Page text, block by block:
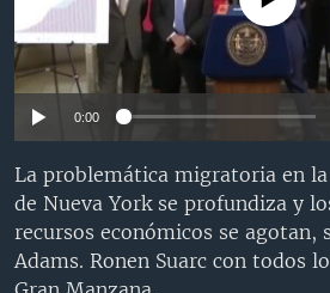
VENEZUELA
BRASIL
NICARAGUA
ECONOMÍA
ENTRETENIMIENTO Y CULTURA
TECNOLOGÍA
CIENCIA Y SALUD
MULTIMEDIA
VIDEOS
FOTOGRAFÍA
PROGRAMAS TV
EL MUNDO AL DÍA
VISIÓN 360
LAS CLAVES
PANORAMA
RADIO
AUDIONOTICIAS
BUENOS DÍAS AMÉRICA
ESTADOS UNIDOS AL DÍA
DOCUMENTALES DE LA VOA
Learning English
0:00
La problemática migratoria en
de Nueva York se profundiza y
recursos económicos se agotan,
Adams. Ronen Suarc con todos